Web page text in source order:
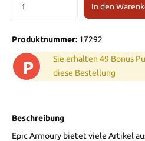
In den
Produktnummer: 17292
P
Sie erhalten 49 Bonus
diese Bestellung
Beschreibung
Epic Armoury bietet viele Artikel